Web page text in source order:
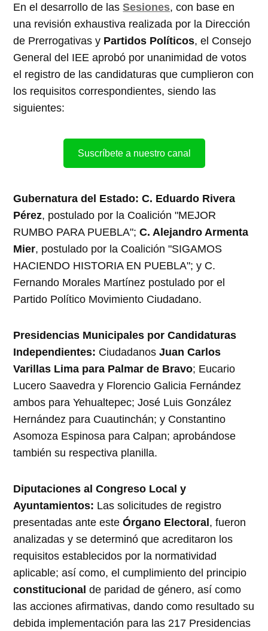
En el desarrollo de lasSesiones, con base en
una revisión exhaustiva realizada por la Dirección
de Prerrogativas y Partidos Políticos, el Consejo
General del IEE aprobó por unanimidad de votos
el registro de las candidaturas que cumplieron con
los requisitos correspondientes, siendo las
siguientes:
Suscríbete a nuestro canal
Gubernatura del Estado: C. Eduardo Rivera
Pérez, postulado por la Coalición "MEJOR
RUMBO PARA PUEBLA";C. Alejandro Armenta
Mier, postulado por la Coalición "SIGAMOS
HACIENDO HISTORIA EN PUEBLA"; y C.
Fernando Morales Martínez postulado por el
Partido Político Movimiento Ciudadano.
Presidencias Municipales por Candidaturas
Independientes: CiudadanosJuan Carlos
Varillas Lima para Palmar de Bravo; Eucario
Lucero Saavedra y Florencio Galicia Fernández
ambos para Yehualtepec; José Luis González
Hernández para Cuautinchán; y Constantino
Asomoza Espinosa para Calpan; aprobándose
también su respectiva planilla.
Diputaciones al Congreso Local y
Ayuntamientos: Las solicitudes de registro
presentadas ante esteÓrgano Electoral, fueron
analizadas y se determinó que acreditaron los
requisitos establecidos por la normatividad
aplicable; así como, el cumplimiento del principio
constitucionalde paridad de género, así como
las acciones afirmativas, dando como resultado su
debida implementación para las 217 Presidencias